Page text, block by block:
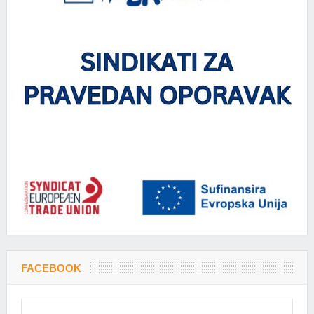
FACEBOOK